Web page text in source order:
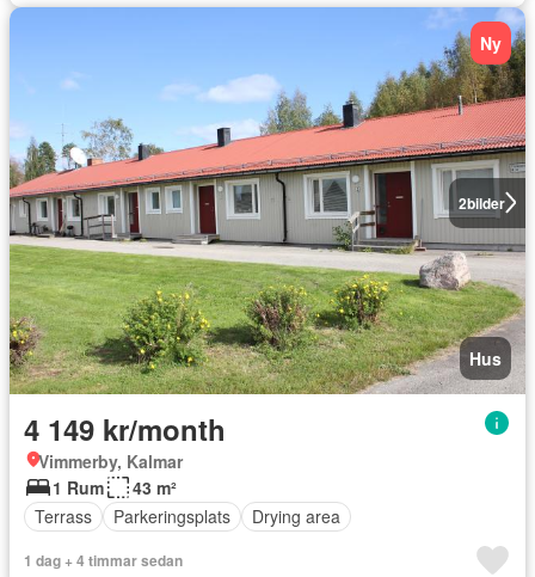
2bilder
Ny
Hus
4 149 kr/month
Vimmerby, Kalmar
1 Rum
43 m²
Terrass
Parkeringsplats Drying area
1 dag + 4 timmar sedan